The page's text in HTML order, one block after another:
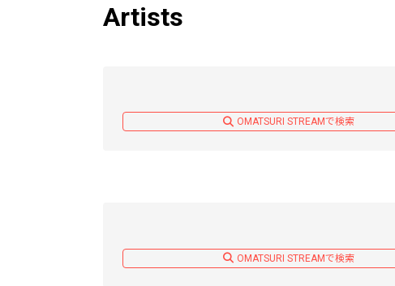
Artists
OMATSURI STREAMで検索
OMATSURI STREAMで検索